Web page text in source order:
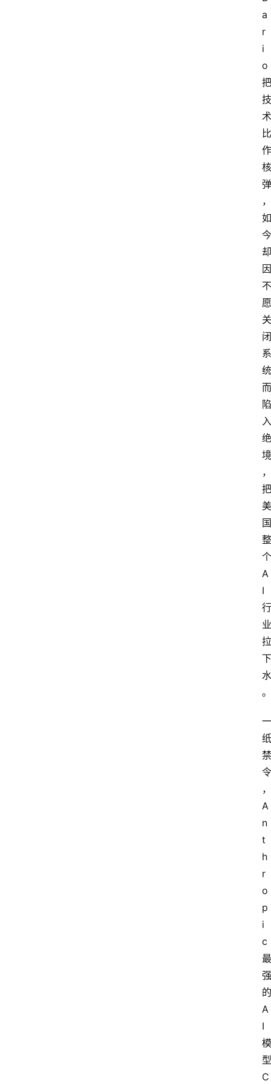
a
r
i
o
把
技
术
比
作
核
弹
，
如
今
却
因
不
愿
关
闭
系
统
而
陷
入
绝
境
，
把
美
国
整
个
A
I
行
业
拉
下
水
。
一
纸
禁
令
，
A
n
t
h
r
o
p
i
c
最
强
的
A
I
模
型
C